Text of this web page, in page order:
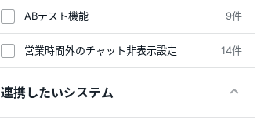
ABテスト機能 9件
営業時間外のチャット非表示設定 14件
連携したいシステム